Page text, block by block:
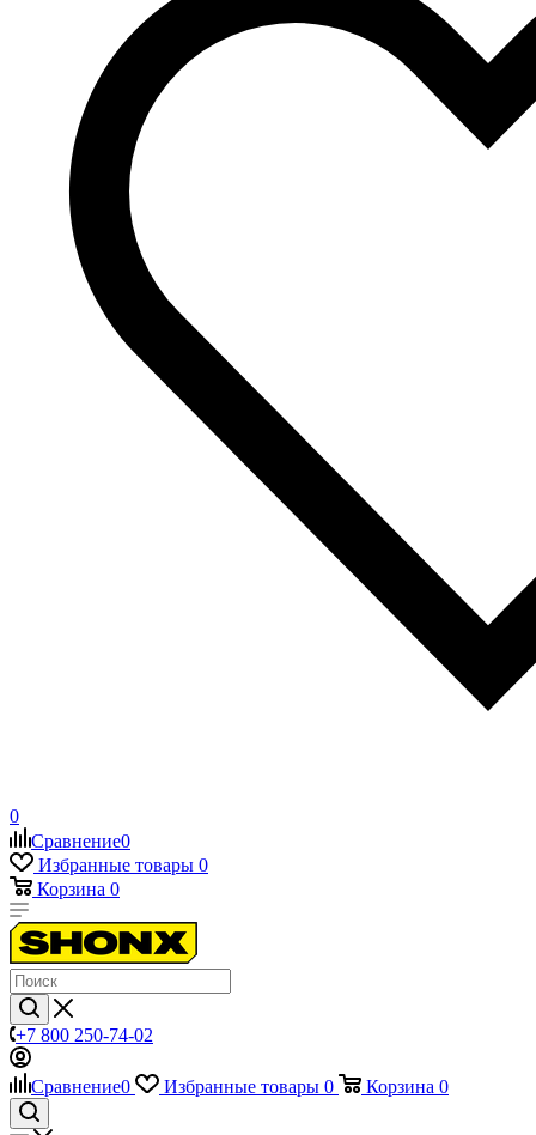
0
Сравнение0
Избранные товары 0
Корзина 0
+7 800 250-74-02
Сравнение0 Избранные товары 0 Корзина 0